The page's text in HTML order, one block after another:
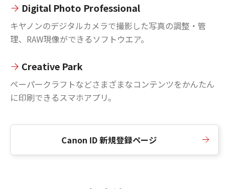
Digital Photo Professional
キヤノンのデジタルカメラで撮影した写真の調整・管
理、RAW現像ができるソフトウエア。
Creative Park
ペーパークラフトなどさまざまなコンテンツをかんたん
に印刷できるスマホアプリ。
Canon ID 新規登録ページ